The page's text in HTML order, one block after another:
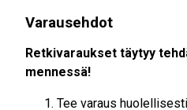
Varausehdot
Retkivaraukset täytyy
mennessä!
Tee varaus